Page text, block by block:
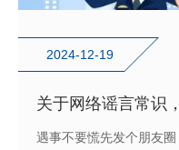
2024-12-19
关于网络谣言常识
遇事不要慌先发个朋友